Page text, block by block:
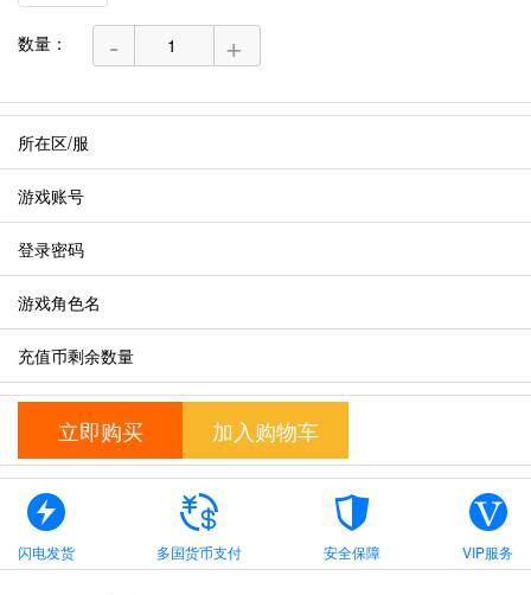
数量： - +
所在区/服
游戏账号
登录密码
游戏角色名
充值币剩余数量
立即购买 加入购物车
闪电发货 多国货币支付 安全保障 VIP服务